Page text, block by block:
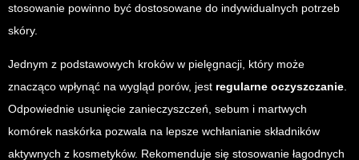
stosowanie powinno być dostosowane do indywidualnych potrzeb
skóry.
Jednym z podstawowych kroków w pielęgnacji, który może
znacząco wpłynąć na wygląd porów, jest regularne oczyszczanie
Odpowiednie usunięcie zanieczyszczeń, sebum i martwych
komórek naskórka pozwala na lepsze wchłanianie składników
aktywnych z kosmetyków. Rekomenduje się stosowanie łagodnych